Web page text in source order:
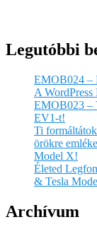
Legutóbbi
EMOB024 –
A WordPress
EMOB023 –
EV1-t!
Ti
örökre
Model X!
Életed
& Tesla
Archívum